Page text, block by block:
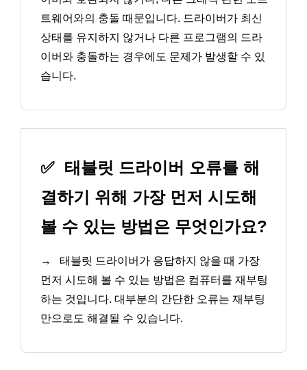
트웨어와의 충돌 때문입니다. 드라이버가 최신
상태를 유지하지 않거나 다른 프로그램의 드라
이버와 충돌하는 경우에도 문제가 발생할 수 있
습니다.
✅ 태블릿 드라이버 오류를 해
결하기 위해 가장 먼저 시도해
볼 수 있는 방법은 무엇인가요?
→
태블릿 드라이버가 응답하지 않을 때 가장
먼저 시도해 볼 수 있는 방법은 컴퓨터를 재부팅
하는 것입니다. 대부분의 간단한 오류는 재부팅
만으로도 해결될 수 있습니다.